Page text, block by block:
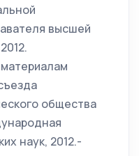
высшей
общества
наук, 2012.-